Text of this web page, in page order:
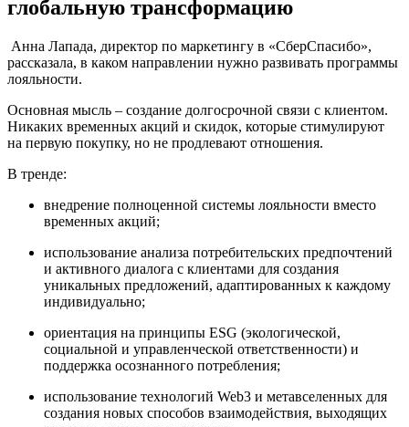
глобальную трансформацию
Анна Лапада, директор по маркетингу в «СберСпасибо»,
рассказала, в каком направлении нужно развивать программы
лояльности.
Основная мысль – создание долгосрочной связи с клиентом.
Никаких временных акций и скидок, которые стимулируют
на первую покупку, но не продлевают отношения.
В тренде:
внедрение полноценной системы лояльности вместо
временных акций;
использование анализа потребительских предпочтений
и активного диалога с клиентами для создания
уникальных предложений, адаптированных к каждому
индивидуально;
ориентация на принципы ESG (экологической,
социальной и управленческой ответственности) и
поддержка осознанного потребления;
использование технологий Web3 и метавселенных для
создания новых способов взаимодействия, выходящих